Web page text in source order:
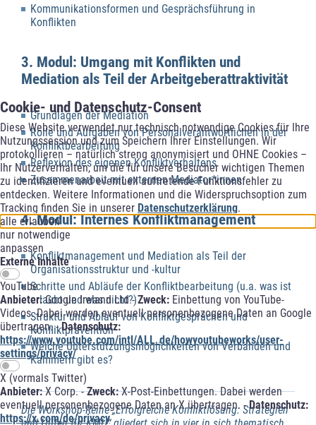
Cookie- und Datenschutz-Consent
Diese Website verwendet nur technisch notwendige Cookies für Ihre
Nutzungssession und zum Speichern Ihrer Einstellungen. Wir
protokollieren – natürlich streng anonymisiert und OHNE Cookies –
Ihr Nutzerverhalten, um die für unsere Besucher wichtigen Themen
zu identifizieren und eventuell auftretende Funktionsfehler zu
entdecken. Weitere Informationen und die Widerspruchsoption zum
Tracking finden Sie in unserer Datenschutzerklärung.
alle erlauben
nur notwendige
anpassen
Externe Inhalte
YouTube
Anbieter:Google Ireland Ltd -Zweck: Einbettung von YouTube-
Videos. Dabei werden eventuell personenbezogene Daten an Google
übertragen. -Datenschutz:
https://www.youtube.com/intl/ALL_de/howyoutubeworks/user-
settings/privacy/
X (vormals Twitter)
Anbieter:X Corp. -Zweck:X-Post-Einbettungen. Dabei werden
eventuell personenbezogene Daten an X übertragen. -Datenschutz:
https://x.com/de/privacy
Kommunikationsformen und Gesprächsführung in
Konflikten
3. Modul: Umgang mit Konflikten und
Mediation als Teil der Arbeitgeberattraktivität
Grundlagen der Mediation
Rolle und Aufgaben von Personalverantwortlichen in der
Konfliktbearbeitung
Reflexion des eigenen Konfliktverhaltens
Zusammenarbeit mit externen Mediator*innen
4. Modul: Internes Konfliktmanagement
Konfliktmanagement und Mediation als Teil der
Organisationsstruktur und -kultur
Schritte und Abläufe der Konfliktbearbeitung (u.a. was ist
erlaubt und was nicht?)
Struktur und Ablauf von Konfliktgesprächen und
Konfliktprävention
Welche Unterstützungsmöglichkeiten von Verbänden und
Kammern gibt es?
Die Workshop-Reihe „Erfolgreiche Konfliktlösung: Strategien